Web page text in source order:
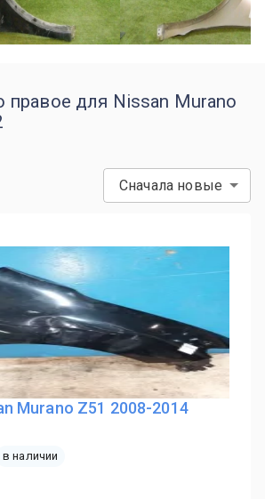
правое для Nissan Murano
Сначала новые
Murano Z51 2008-2014
в наличии